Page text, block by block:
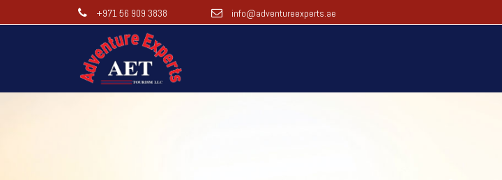
+971 56 909 3838 info@adventureexperts.ae